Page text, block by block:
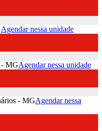
Agendar nessa unidade
- MGAgendar nessa unidade
- MGAgendar nessa